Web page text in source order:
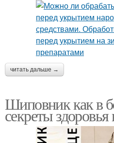
читать дальше →
Шиповник как в
секреты